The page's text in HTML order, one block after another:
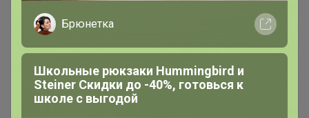
PLAYTODAY ДЕВОЧКИ ШКОЛА 258
PLAYTODAY МАЛЬЧИКИ ШКОЛА
Брюнетка
Школьные рюкзаки Hummingbird и
Steiner Скидки до -40%, готовься к
школе с выгодой